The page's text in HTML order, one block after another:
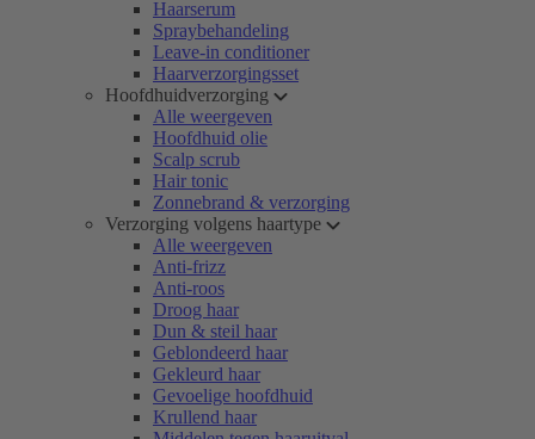
Haarserum
Spraybehandeling
Leave-in conditioner
Haarverzorgingsset
Hoofdhuidverzorging
Alle weergeven
Hoofdhuid olie
Scalp scrub
Hair tonic
Zonnebrand & verzorging
Verzorging volgens haartype
Alle weergeven
Anti-frizz
Anti-roos
Droog haar
Dun & steil haar
Geblondeerd haar
Gekleurd haar
Gevoelige hoofdhuid
Krullend haar